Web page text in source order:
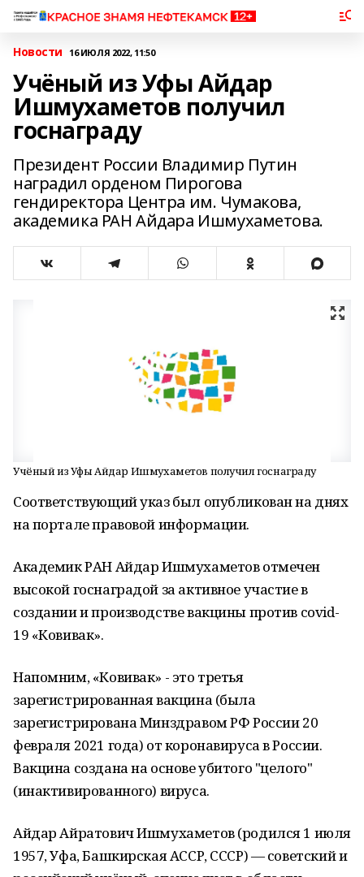
Новости 16 ИЮЛЯ 2022, 11:50
Учёный из Уфы Айдар
Ишмухаметов получил
госнаграду
Президент России Владимир Путин
наградил орденом Пирогова
гендиректора Центра им. Чумакова,
академика РАН Айдара Ишмухаметова.
Учёный из Уфы Айдар Ишмухаметов получил госнаграду
Соответствующий указ был опубликован на днях
на портале правовой информации.
Академик РАН Айдар Ишмухаметов отмечен
высокой госнаградой за активное участие в
создании и производстве вакцины против covid-
19 «Ковивак».
Напомним, «Ковивак» - это третья
зарегистрированная вакцина (была
зарегистрирована Минздравом РФ России 20
февраля 2021 года) от коронавируса в России.
Вакцина создана на основе убитого "целого"
(инактивированного) вируса.
Айдар Айратович Ишмухаметов (родился 1 июля
1957, Уфа, Башкирская АССР, СССР) — советский и